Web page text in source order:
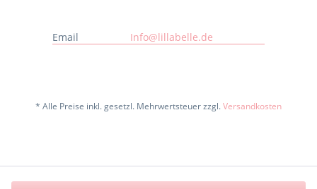
Email Info@lillabelle.de
* Alle Preise inkl. gesetzl. Mehrwertsteuer zzgl.Versandkosten